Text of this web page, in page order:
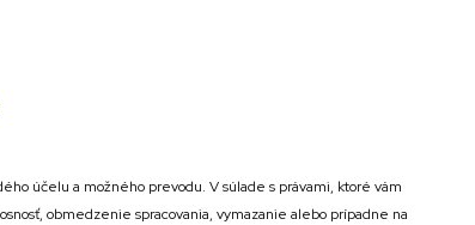
účelu a možného prevodu. V súlade s právami, ktoré vám
obmedzenie spracovania, vymazanie alebo prípadne na